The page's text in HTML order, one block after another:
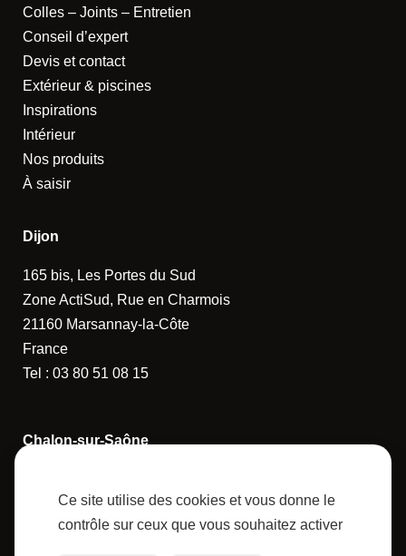
Colles – Joints – Entretien
Conseil d’expert
Devis et contact
Extérieur & piscines
Inspirations
Intérieur
Nos produits
À saisir
Dijon
165 bis, Les Portes du Sud
Zone ActiSud, Rue en Charmois
21160 Marsannay-la-Côte
France
Tel : 03 80 51 08 15
Chalon-sur-Saône
71880 Châtenoy-le-Royal
France
Ce site utilise des cookies et vous donne le
contrôle sur ceux que vous souhaitez activer